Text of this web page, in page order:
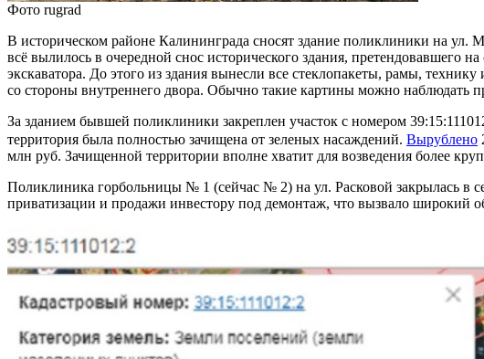
Фото rugrad
В историческом районе Калининграда сносят здание поликлиники на
всё вылилось в очередной снос исторического здания, претендовавшего
экскаватора. До этого из здания вынесли все стеклопакеты, рамы,
со стороны внутреннего двора. Обычно такие картины можно наблюдать
За зданием бывшей поликлиники закреплен участок с номером
территория была полностью зачищена от зеленых насаждений. Вырублено
млн руб. Зачищенной территории вполне хватит для возведения более
Поликлиника горбольницы № 1 (сейчас № 2) на ул. Расковой закрылась в
приватизации и продажи инвестору под демонтаж, что вызвало широкий